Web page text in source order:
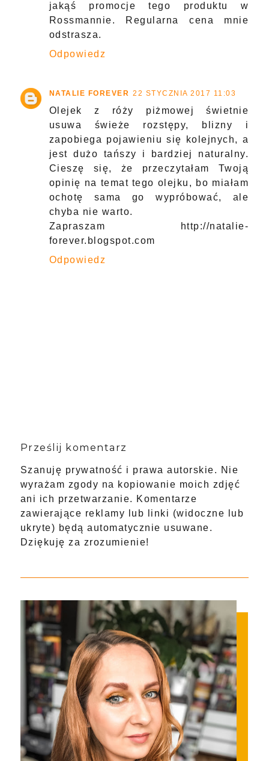
jakąś promocje tego produktu w
Rossmannie. Regularna cena mnie
odstrasza.
Odpowiedz
NATALIE FOREVER 22 STYCZNIA 2017 11:03
Olejek z róży piżmowej świetnie
usuwa świeże rozstępy, blizny i
zapobiega pojawieniu się kolejnych, a
jest dużo tańszy i bardziej naturalny.
Cieszę się, że przeczytałam Twoją
opinię na temat tego olejku, bo miałam
ochotę sama go wypróbować, ale
chyba nie warto.
Zapraszam http://natalie-
forever.blogspot.com
Odpowiedz
Prześlij komentarz
Szanuję prywatność i prawa autorskie. Nie
wyrażam zgody na kopiowanie moich zdjęć
ani ich przetwarzanie. Komentarze
zawierające reklamy lub linki (widoczne lub
ukryte) będą automatycznie usuwane.
Dziękuję za zrozumienie!